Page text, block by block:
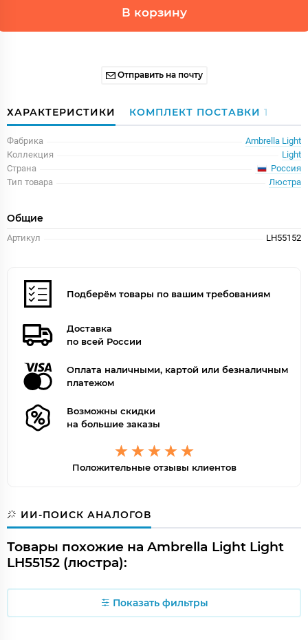
В корзину
Отправить на почту
ХАРАКТЕРИСТИКИ КОМПЛЕКТ ПОСТАВКИ 1
Фабрика
Ambrella Light
Коллекция
Light
Страна
Россия
Тип товара
Люстра
Общие
Артикул LH55152
Подберём товары по вашим требованиям
Доставка
по всей России
Оплата наличными, картой или безналичным
платежом
Возможны скидки
на большие заказы
Положительные отзывы клиентов
ИИ-ПОИСК АНАЛОГОВ
Товары похожие на Ambrella Light Light
LH55152 (люстра):
Показать фильтры